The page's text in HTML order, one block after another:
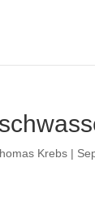
Krebs |